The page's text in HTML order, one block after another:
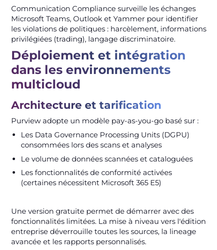
Communication Compliance surveille les échanges
Microsoft Teams, Outlook et Yammer pour identifier
les violations de politiques : harcèlement, informations
privilégiées (trading), langage discriminatoire.
Déploiement et intégration
dans les environnements
multicloud
Architecture et tarification
Purview adopte un modèle pay-as-you-go basé sur :
Les Data Governance Processing Units (DGPU)
consommées lors des scans et analyses
Le volume de données scannées et cataloguées
Les fonctionnalités de conformité activées
(certaines nécessitent Microsoft 365 E5)
Une version gratuite permet de démarrer avec des
fonctionnalités limitées. La mise à niveau vers l'édition
entreprise déverrouille toutes les sources, la lineage
avancée et les rapports personnalisés.